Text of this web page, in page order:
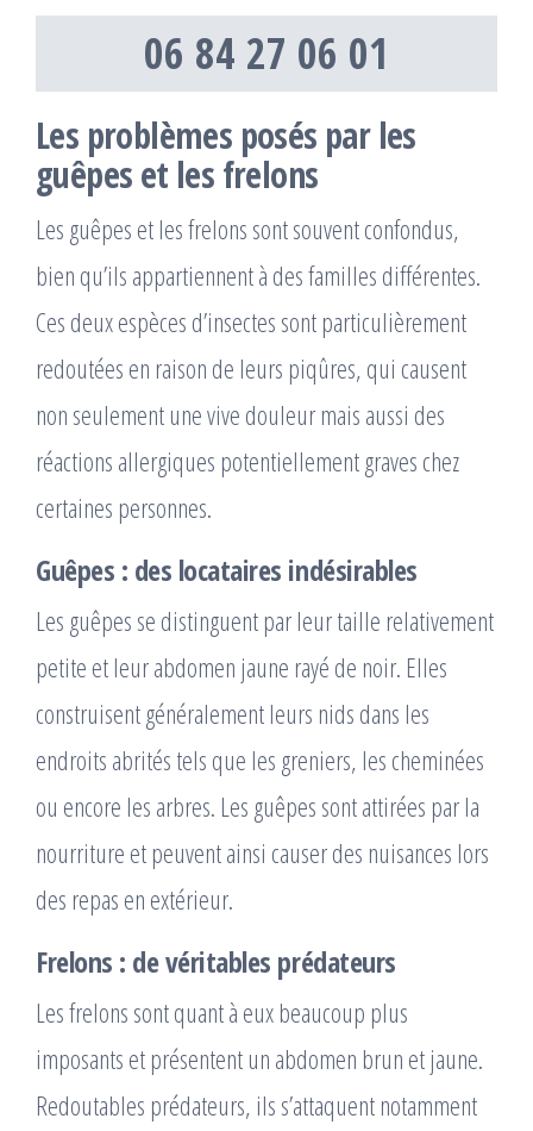
06 84 27 06 01
Les problèmes posés par les
guêpes et les frelons
Les guêpes et les frelons sont souvent confondus,
bien qu’ils appartiennent à des familles différentes.
Ces deux espèces d’insectes sont particulièrement
redoutées en raison de leurs piqûres, qui causent
non seulement une vive douleur mais aussi des
réactions allergiques potentiellement graves chez
certaines personnes.
Guêpes : des locataires indésirables
Les guêpes se distinguent par leur taille relativement
petite et leur abdomen jaune rayé de noir. Elles
construisent généralement leurs nids dans les
endroits abrités tels que les greniers, les cheminées
ou encore les arbres. Les guêpes sont attirées par la
nourriture et peuvent ainsi causer des nuisances lors
des repas en extérieur.
Frelons : de véritables prédateurs
Les frelons sont quant à eux beaucoup plus
imposants et présentent un abdomen brun et jaune.
Redoutables prédateurs, ils s’attaquent notamment